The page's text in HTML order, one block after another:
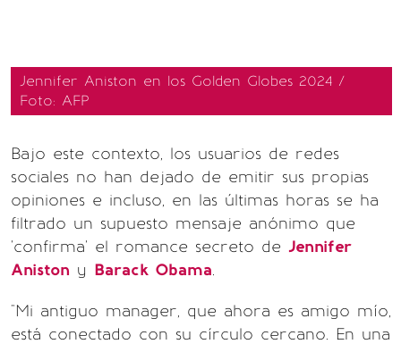
Jennifer Aniston en los Golden Globes 2024 /
Foto: AFP
Bajo este contexto, los usuarios de redes
sociales no han dejado de emitir sus propias
opiniones e incluso, en las últimas horas se ha
filtrado un supuesto mensaje anónimo que
'confirma' el romance secreto de Jennifer
Aniston y Barack Obama.
"Mi antiguo manager, que ahora es amigo mío,
está conectado con su círculo cercano. En una